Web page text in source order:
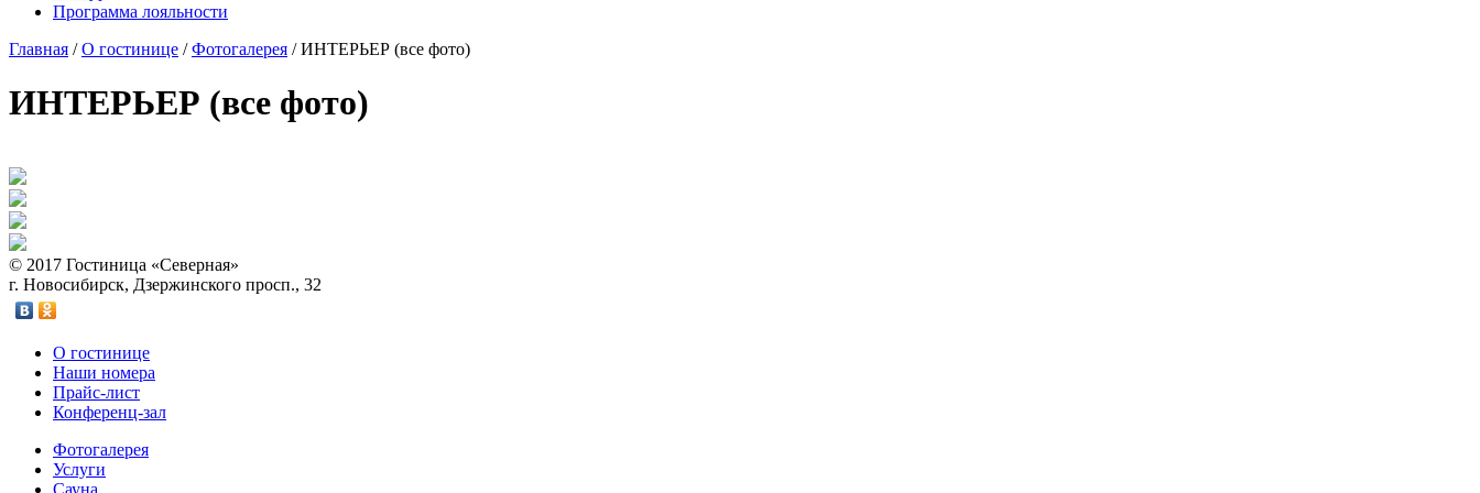
Программа лояльности
Главная /О гостинице /Фотогалерея /ИНТЕРЬЕР (все фото)
ИНТЕРЬЕР (все фото)
© 2017 Гостиница «Северная»
г. Новосибирск, Дзержинского просп., 32
О гостинице
Наши номера
Прайс-лист
Конференц-зал
Фотогалерея
Услуги
Сауна